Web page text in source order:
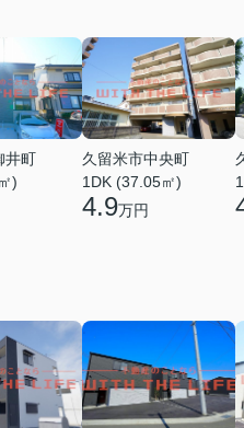
井町
)
久留米市中央町
1DK (37.05㎡)
4.9万円